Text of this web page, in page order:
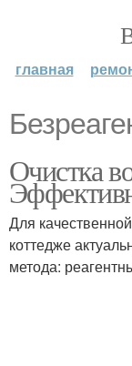
главная
Очистка
Для
коттедже
метода: